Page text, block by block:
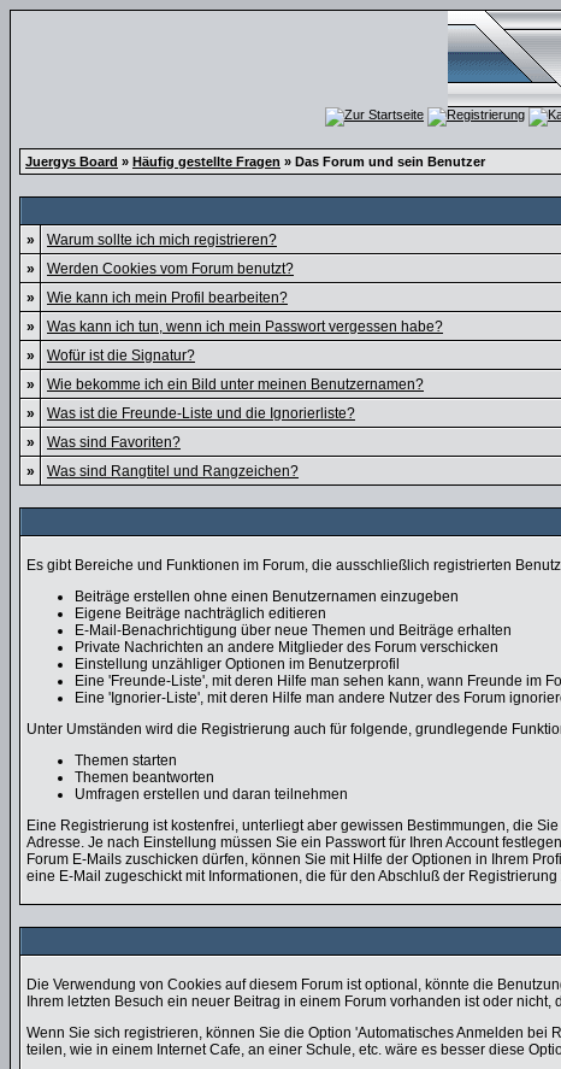
Juergys Board » Häufig gestellte Fragen » Das Forum und sein Benutzer
»
Warum sollte ich mich registrieren?
»
Werden Cookies vom Forum benutzt?
»
Wie kann ich mein Profil bearbeiten?
»
Was kann ich tun, wenn ich mein Passwort vergessen habe?
»
Wofür ist die Signatur?
»
Wie bekomme ich ein Bild unter meinen Benutzernamen?
»
Was ist die Freunde-Liste und die Ignorierliste?
»
Was sind Favoriten?
»
Was sind Rangtitel und Rangzeichen?
Es gibt Bereiche und Funktionen im Forum, die ausschließlich registrierten
Beiträge erstellen ohne einen Benutzernamen einzugeben
Eigene Beiträge nachträglich editieren
E-Mail-Benachrichtigung über neue Themen und Beiträge erhalten
Private Nachrichten an andere Mitglieder des Forum verschicken
Einstellung unzähliger Optionen im Benutzerprofil
Eine 'Freunde-Liste', mit deren Hilfe man sehen kann, wann Freunde im
Eine 'Ignorier-Liste', mit deren Hilfe man andere Nutzer des Forum
Unter Umständen wird die Registrierung auch für folgende, grundlegende
Themen starten
Themen beantworten
Umfragen erstellen und daran teilnehmen
Eine Registrierung ist kostenfrei, unterliegt aber gewissen Bestimmungen, die
Adresse. Je nach Einstellung müssen Sie ein Passwort für Ihren Account
Forum E-Mails zuschicken dürfen, können Sie mit Hilfe der Optionen in Ihrem
eine E-Mail zugeschickt mit Informationen, die für den Abschluß der
Die Verwendung von Cookies auf diesem Forum ist optional, könnte die
Ihrem letzten Besuch ein neuer Beitrag in einem Forum vorhanden ist oder
Wenn Sie sich registrieren, können Sie die Option 'Automatisches Anmelden
teilen, wie in einem Internet Cafe, an einer Schule, etc. wäre es besser diese